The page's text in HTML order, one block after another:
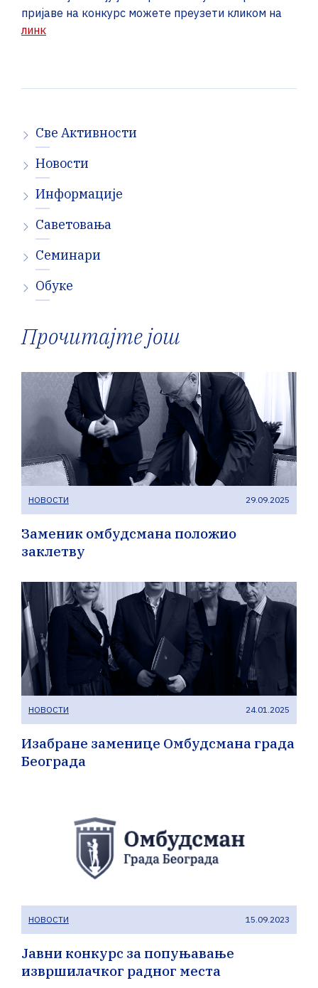
пријаве на конкурс можете преузети кликом на
линк
Све Активности
Новости
Информације
Саветовања
Семинари
Обуке
Прочитајте још
НОВОСТИ 29.09.2025
Заменик омбудсмана положио
заклетву
НОВОСТИ 24.01.2025
Изабране заменице Омбудсмана града
Београда
НОВОСТИ 15.09.2023
Јавни конкурс за попуњавање
извршилачког радног места